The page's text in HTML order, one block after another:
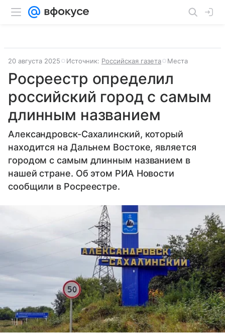
20 августа 2025 Источник: Российская газета Места
Росреестр определил
российский город с самым
длинным названием
Александровск-Сахалинский, который
находится на Дальнем Востоке, является
городом с самым длинным названием в
нашей стране. Об этом РИА Новости
сообщили в Росреестре.